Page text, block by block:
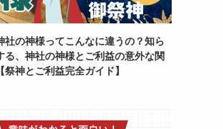
社の神様ってこんなに違うの？知ら
る、神社の神様とご利益の意外な関
神とご利益完全ガイド】